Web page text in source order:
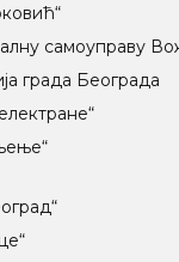
самоуправу
града Београда